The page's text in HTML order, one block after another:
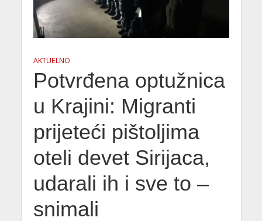
AKTUELNO
Potvrđena optužnica
u Krajini: Migranti
prijeteći pištoljima
oteli devet Sirijaca,
udarali ih i sve to –
snimali